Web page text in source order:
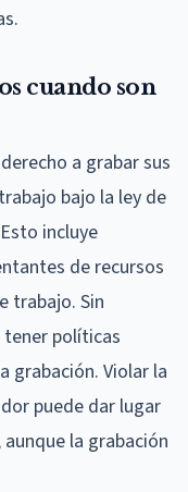
cuando son
a grabar sus
bajo la ley de
incluye
de recursos
trabajo. Sin
políticas
grabación. Violar la
puede dar lugar
la grabación